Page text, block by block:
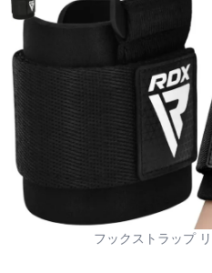
フックストラップ